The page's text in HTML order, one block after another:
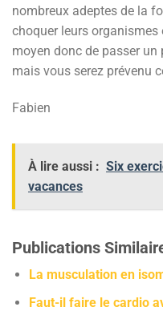
nombreux adeptes de la
choquer leurs
moyen donc de passer un
mais vous serez prévenu
Fabien
À lire aussi : Six
vacances
Publications
La musculation en
Faut-il faire le cardio